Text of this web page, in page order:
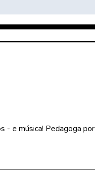
- e música! Pedagoga por